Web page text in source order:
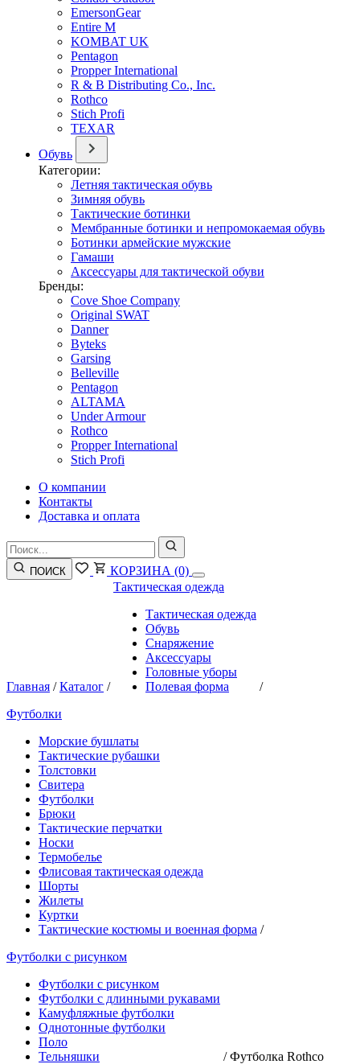
EmersonGear
Entire M
KOMBAT UK
Pentagon
Propper International
R & B Distributing Co., Inc.
Rothco
Stich Profi
TEXAR
Обувь
Категории:
Летняя тактическая обувь
Зимняя обувь
Тактические ботинки
Мембранные ботинки и непромокаемая обувь
Ботинки армейские мужские
Гамаши
Аксессуары для тактической обуви
Бренды:
Cove Shoe Company
Original SWAT
Danner
Byteks
Garsing
Belleville
Pentagon
ALTAMA
Under Armour
Rothco
Propper International
Stich Profi
О компании
Контакты
Доставка и оплата
ПОИСК КОРЗИНА (0)
Главная /Каталог /
Тактическая одежда
Тактическая одежда
Обувь
Снаряжение
Аксессуары
Головные уборы
Полевая форма
/
Футболки
Морские бушлаты
Тактические рубашки
Толстовки
Свитера
Футболки
Брюки
Тактические перчатки
Носки
Термобелье
Флисовая тактическая одежда
Шорты
Жилеты
Куртки
Тактические костюмы и военная форма /
Футболки с рисунком
Футболки с рисунком
Футболки с длинными рукавами
Камуфляжные футболки
Однотонные футболки
Поло
Тельняшки
/Футболка Rothco